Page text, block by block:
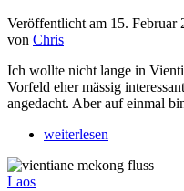
Veröffentlicht am 15. Februar
von Chris
Ich wollte nicht lange in
Vorfeld eher mässig
angedacht. Aber auf einmal
weiterlesen
Laos